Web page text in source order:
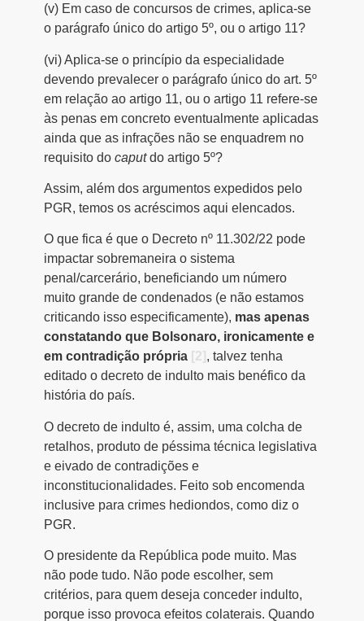
(v) Em caso de concursos de crimes, aplica-se
o parágrafo único do artigo 5º, ou o artigo 11?
(vi) Aplica-se o princípio da especialidade
devendo prevalecer o parágrafo único do art. 5º
em relação ao artigo 11, ou o artigo 11 refere-se
às penas em concreto eventualmente aplicadas
ainda que as infrações não se enquadrem no
requisito do caputdo artigo 5º?
Assim, além dos argumentos expedidos pelo
PGR, temos os acréscimos aqui elencados.
O que fica é que o Decreto nº 11.302/22 pode
impactar sobremaneira o sistema
penal/carcerário, beneficiando um número
muito grande de condenados (e não estamos
criticando isso especificamente), mas apenas
constatando que Bolsonaro, ironicamente e
em contradição própria [2] , talvez tenha
editado o decreto de indulto mais benéfico da
história do país.
O decreto de indulto é, assim, uma colcha de
retalhos, produto de péssima técnica legislativa
e eivado de contradições e
inconstitucionalidades. Feito sob encomenda
inclusive para crimes hediondos, como diz o
PGR.
O presidente da República pode muito. Mas
não pode tudo. Não pode escolher, sem
critérios, para quem deseja conceder indulto,
porque isso provoca efeitos colaterais. Quando